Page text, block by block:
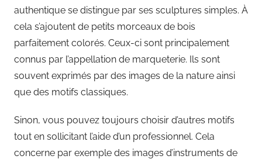
authentique se distingue par ses sculptures simples. À
cela s’ajoutent de petits morceaux de bois
parfaitement colorés. Ceux-ci sont principalement
connus par l’appellation de marqueterie. Ils sont
souvent exprimés par des images de la nature ainsi
que des motifs classiques.
Sinon, vous pouvez toujours choisir d’autres motifs
tout en sollicitant l’aide d’un professionnel. Cela
concerne par exemple des images d’instruments de